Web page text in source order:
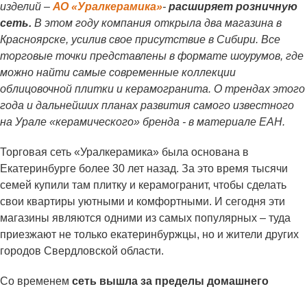
изделий –АО «Уралкерамика»- расширяет розничную
сеть. В этом году компания открыла два магазина в
Красноярске, усилив свое присутствие в Сибири. Все
торговые точки представлены в формате шоурумов, где
можно найти самые современные коллекции
облицовочной плитки и керамогранита. О трендах этого
года и дальнейших планах развития самого известного
на Урале «керамического» бренда - в материале ЕАН.
Торговая сеть «Уралкерамика» была основана в
Екатеринбурге более 30 лет назад. За это время тысячи
семей купили там плитку и керамогранит, чтобы сделать
свои квартиры уютными и комфортными. И сегодня эти
магазины являются одними из самых популярных – туда
приезжают не только екатеринбуржцы, но и жители других
городов Свердловской области.
Со временем сеть вышла за пределы домашнего